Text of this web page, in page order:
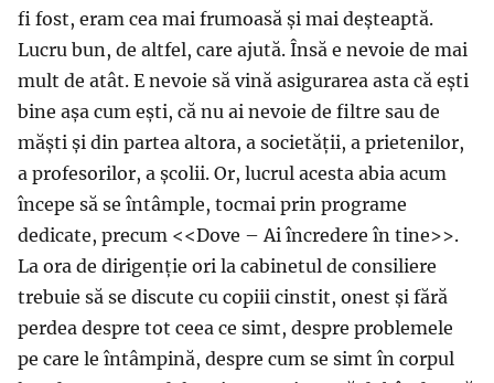
fi fost, eram cea mai frumoasă și mai deșteaptă.
Lucru bun, de altfel, care ajută. Însă e nevoie de mai
mult de atât. E nevoie să vină asigurarea asta că ești
bine așa cum ești, că nu ai nevoie de filtre sau de
măști și din partea altora, a societății, a prietenilor,
a profesorilor, a școlii. Or, lucrul acesta abia acum
începe să se întâmple, tocmai prin programe
dedicate, precum <<Dove – Ai încredere în tine>>.
La ora de dirigenție ori la cabinetul de consiliere
trebuie să se discute cu copiii cinstit, onest și fără
perdea despre tot ceea ce simt, despre problemele
pe care le întâmpină, despre cum se simt în corpul